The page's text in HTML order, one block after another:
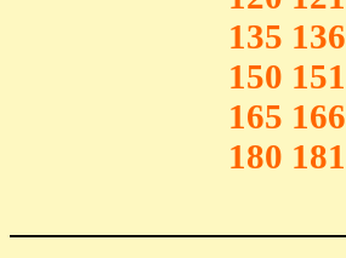
135 136
150 151
165 166
180 181